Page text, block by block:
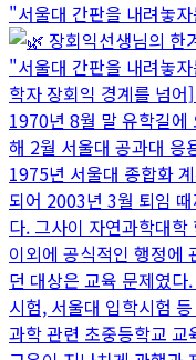
"서울대 간판을 내려놓